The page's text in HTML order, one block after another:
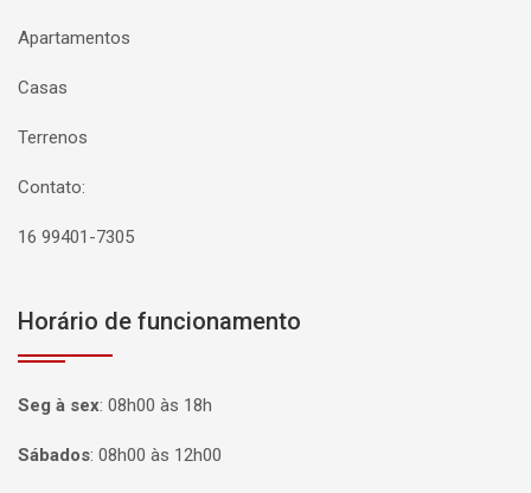
Apartamentos
Casas
Terrenos
Contato:
16 99401-7305
Horário de funcionamento
Seg à sex: 08h00 às 18h
Sábados: 08h00 às 12h00